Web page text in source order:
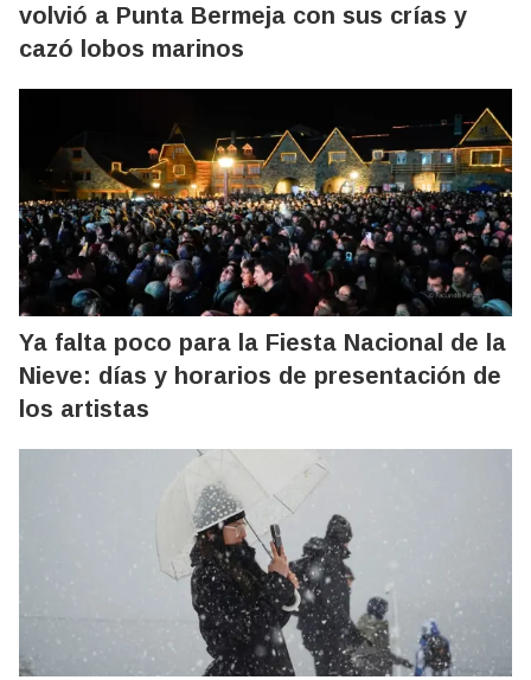
volvió a Punta Bermeja con sus crías y
cazó lobos marinos
Ya falta poco para la Fiesta Nacional de la
Nieve: días y horarios de presentación de
los artistas